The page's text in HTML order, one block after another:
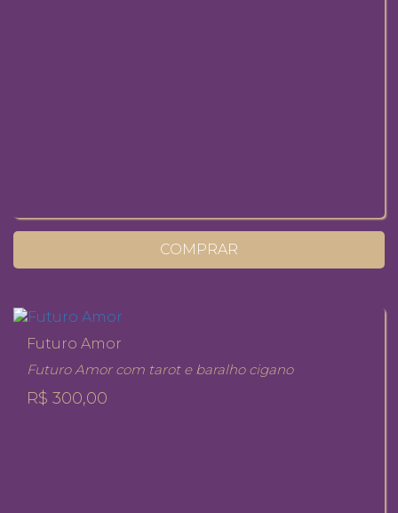
COMPRAR
Futuro Amor
Futuro Amor com tarot e baralho cigano
R$ 300,00